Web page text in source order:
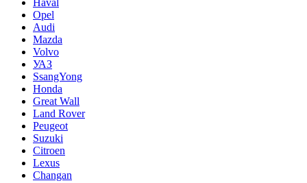
Opel
Audi
Mazda
Volvo
УАЗ
SsangYong
Honda
Great Wall
Land Rover
Peugeot
Suzuki
Citroen
Lexus
Changan